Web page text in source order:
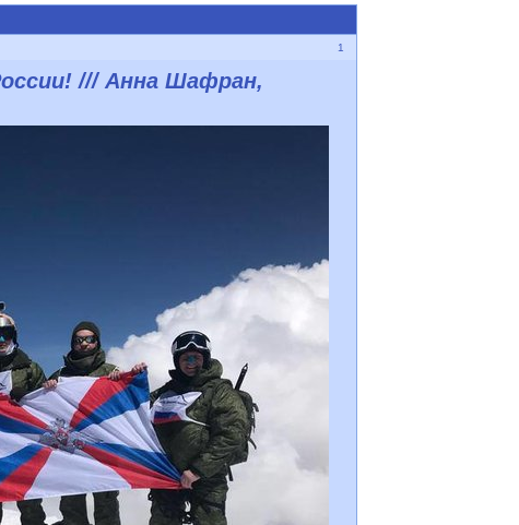
1
/// Анна Шафран,